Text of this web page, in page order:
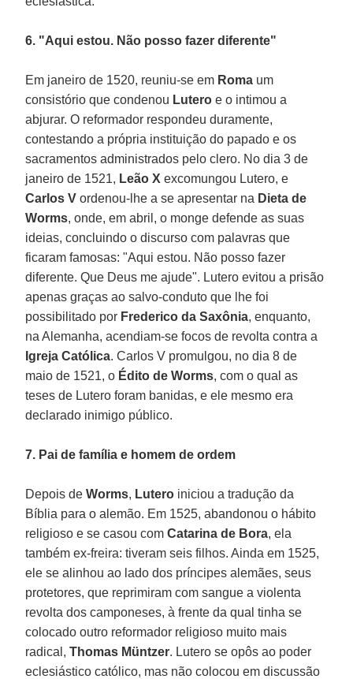
6. "Aqui estou. Não posso fazer diferente"
Em janeiro de 1520, reuniu-se em Roma um
consistório que condenou Lutero e o intimou a
abjurar. O reformador respondeu duramente,
contestando a própria instituição do papado e os
sacramentos administrados pelo clero. No dia 3 de
janeiro de 1521, Leão X excomungou Lutero, e
Carlos V ordenou-lhe a se apresentar na Dieta de
Worms, onde, em abril, o monge defende as suas
ideias, concluindo o discurso com palavras que
ficaram famosas: "Aqui estou. Não posso fazer
diferente. Que Deus me ajude". Lutero evitou a prisão
apenas graças ao salvo-conduto que lhe foi
possibilitado por Frederico da Saxônia, enquanto,
na Alemanha, acendiam-se focos de revolta contra a
Igreja Católica. Carlos V promulgou, no dia 8 de
maio de 1521, o Édito de Worms, com o qual as
teses de Lutero foram banidas, e ele mesmo era
declarado inimigo público.
7. Pai de família e homem de ordem
Depois deWorms, Lutero iniciou a tradução da
Bíblia para o alemão. Em 1525, abandonou o hábito
religioso e se casou comCatarina de Bora, ela
também ex-freira: tiveram seis filhos. Ainda em 1525,
ele se alinhou ao lado dos príncipes alemães, seus
protetores, que reprimiram com sangue a violenta
revolta dos camponeses, à frente da qual tinha se
colocado outro reformador religioso muito mais
radical,Thomas Müntzer. Lutero se opôs ao poder
eclesiástico católico, mas não colocou em discussão